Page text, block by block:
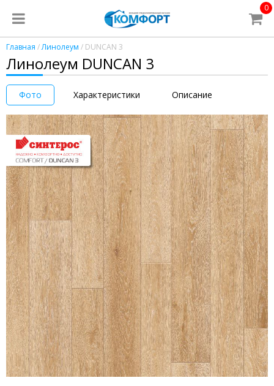
0
Главная /Линолеум / DUNCAN 3
Линолеум DUNCAN 3
Фото Характеристики Описание